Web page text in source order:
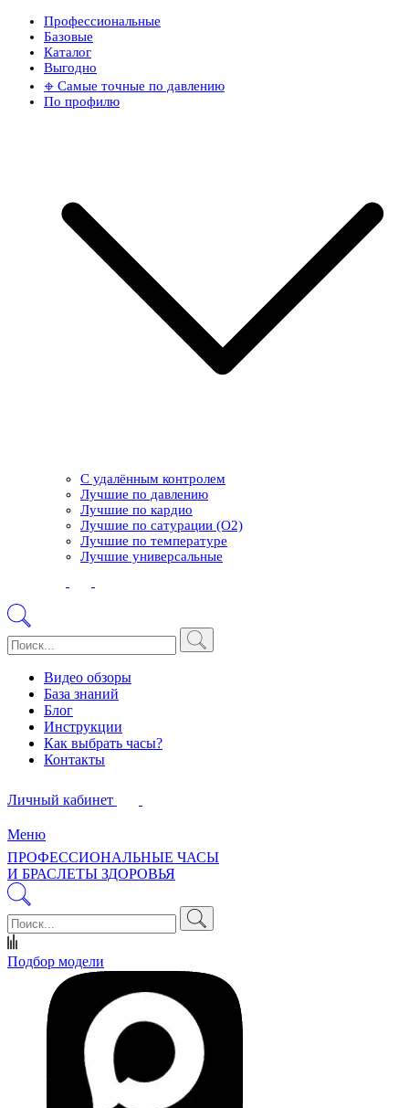
Профессиональные
Базовые
Каталог
Выгодно
𖦏 Самые точные по давлению
По профилю
С удалённым контролем
Лучшие по давлению
Лучшие по кардио
Лучшие по сатурации (О2)
Лучшие по температуре
Лучшие универсальные
Видео обзоры
База знаний
Блог
Инструкции
Как выбрать часы?
Контакты
Личный кабинет
Меню
ПРОФЕССИОНАЛЬНЫЕ ЧАСЫ
И БРАСЛЕТЫ ЗДОРОВЬЯ
Подбор модели